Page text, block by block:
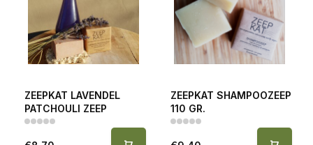
ZEEPKAT LAVENDEL
PATCHOULI ZEEP
ZEEPKAT SHAMPOOZEEP
110 GR.